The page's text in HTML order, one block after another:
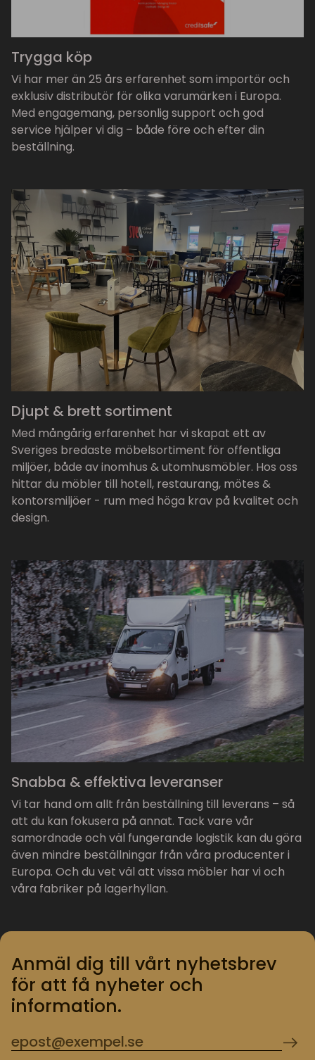
Trygga köp
Vi har mer än 25 års erfarenhet som importör och
exklusiv distributör för olika varumärken i Europa.
Med engagemang, personlig support och god
service hjälper vi dig – både före och efter din
beställning.
Djupt & brett sortiment
Med mångårig erfarenhet har vi skapat ett av
Sveriges bredaste möbelsortiment för offentliga
miljöer, både av inomhus & utomhusmöbler. Hos oss
hittar du möbler till hotell, restaurang, mötes &
kontorsmiljöer - rum med höga krav på kvalitet och
design.
Snabba & effektiva leveranser
Vi tar hand om allt från beställning till leverans – så
att du kan fokusera på annat. Tack vare vår
samordnade och väl fungerande logistik kan du göra
även mindre beställningar från våra producenter i
Europa. Och du vet väl att vissa möbler har vi och
våra fabriker på lagerhyllan.
Anmäl dig till vårt nyhetsbrev
för att få nyheter och
information.